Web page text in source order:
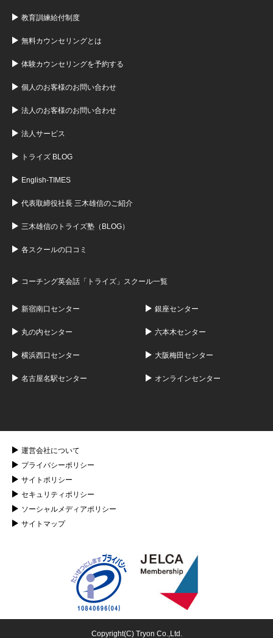
教育訓練給付制度
無料カウンセリングとは
体験カウンセリングを予約する
個人のお客様のお問い合わせ
法人のお客様のお問い合わせ
法人サービス
トライズ BLOG
English-TIMES
代表取締役社長 三木雄信のご紹介
三木雄信のトライズ塾（BLOG）
各スクールの口コミ
コーチング英会話「トライズ」スクール一覧
新宿南口センター 銀座センター
丸の内センター 六本木センター
横浜西口センター 大阪梅田センター
名古屋名駅センター オンラインセンター
運営会社について
プライバシーポリシー
サイトポリシー
セキュリティポリシー
ソーシャルメディアポリシー
サイトマップ
Copyright(C) Tryon Co.,Ltd.